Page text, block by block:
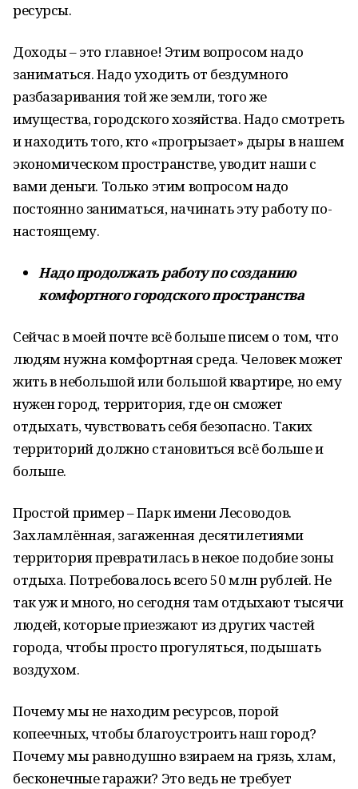
ресурсы.
Доходы – это главное! Этим вопросом надо
заниматься. Надо уходить от бездумного
разбазаривания той же земли, того же
имущества, городского хозяйства. Надо смотреть
и находить того, кто «прогрызает» дыры в нашем
экономическом пространстве, уводит наши с
вами деньги. Только этим вопросом надо
постоянно заниматься, начинать эту работу по-
настоящему.
Надо продолжать работу по созданию
комфортного городского пространства
Сейчас в моей почте всё больше писем о том, что
людям нужна комфортная среда. Человек может
жить в небольшой или большой квартире, но ему
нужен город, территория, где он сможет
отдыхать, чувствовать себя безопасно. Таких
территорий должно становиться всё больше и
больше.
Простой пример – Парк имени Лесоводов.
Захламлённая, загаженная десятилетиями
территория превратилась в некое подобие зоны
отдыха. Потребовалось всего 50 млн рублей. Не
так уж и много, но сегодня там отдыхают тысячи
людей, которые приезжают из других частей
города, чтобы просто прогуляться, подышать
воздухом.
Почему мы не находим ресурсов, порой
копеечных, чтобы благоустроить наш город?
Почему мы равнодушно взираем на грязь, хлам,
бесконечные гаражи? Это ведь не требует